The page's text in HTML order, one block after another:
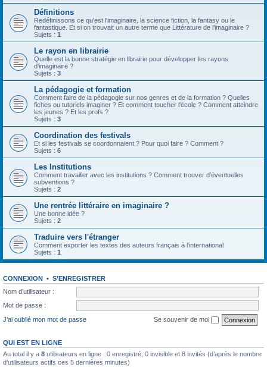
Définitions
Redéfinissons ce qu'est l'imaginaire, la science fiction, la fantasy ou le
fantastique. Et si on trouvait un autre terme que Littérature de l'imaginaire ?
Sujets : 1
Le rayon en librairie
Quelle est la bonne stratégie en librairie pour développer les rayons
d'imaginaire ?
Sujets : 3
La pédagogie et formation
Comment faire de la pédagogie sur nos genres et de la formation ? Quelles
fiches ou tutoriels imaginer ? Et comment toucher l'école ? Comment atteindre
les jeunes ? Et les profs ?
Sujets : 3
Coordination des festivals
Et si les festivals se coordonnaient ? Pour quoi faire ? Comment ?
Sujets : 6
Les Institutions
Comment travailler avec les institutions ? Comment trouver d'éventuelles
subventions ?
Sujets : 2
Une rentrée littéraire en imaginaire ?
Une bonne idée ?
Sujets : 2
Traduire vers l'étranger
Comment exporter les textes des auteurs français à l'international
Sujets : 1
CONNEXION • S’ENREGISTRER
Nom d’utilisateur :
Mot de passe :
J’ai oublié mon mot de passe
Se souvenir de moi
QUI EST EN LIGNE
Au total il y a 8 utilisateurs en ligne : 0 enregistré, 0 invisible et 8 invités (d’après le nombre
d’utilisateurs actifs ces 5 dernières minutes)